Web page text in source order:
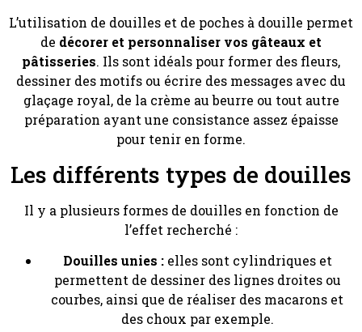
L’utilisation de douilles et de poches à douille permet
de décorer et personnaliser vos gâteaux et
pâtisseries. Ils sont idéals pour former des fleurs,
dessiner des motifs ou écrire des messages avec du
glaçage royal, de la crème au beurre ou tout autre
préparation ayant une consistance assez épaisse
pour tenir en forme.
Les différents types de douilles
Il y a plusieurs formes de douilles en fonction de
l’effet recherché :
Douilles unies :elles sont cylindriques et
permettent de dessiner des lignes droites ou
courbes, ainsi que de réaliser des macarons et
des choux par exemple.